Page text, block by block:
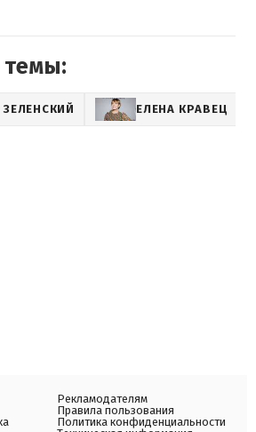
ЕЛЕНА КРАВЕЦ
Рекламодателям
Правила пользования
Политика конфиденциальности